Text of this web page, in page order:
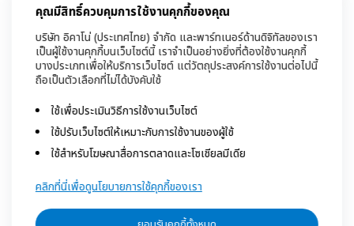
คุณมีสิทธิ์ควบคุมการใช้งานคุกกี้ของคุณ
บริษัท อิคาโน่ (ประเทศไทย) จำกัด และพาร์ทเนอร์ด้านดิจิทัลของเรา
เป็นผู้ใช้งานคุกกี้บนเว็บไซต์นี้ เราจำเป็นอย่างยิ่งที่ต้องใช้งานคุกกี้
บางประเภทเพื่อให้บริการเว็บไซต์ แต่วัตถุประสงค์การใช้งานต่อไปนี้
ถือเป็นตัวเลือกที่ไม่ได้บังคับใช้
ใช้เพื่อประเมินวิธีการใช้งานเว็บไซต์
ใช้ปรับเว็บไซต์ให้เหมาะกับการใช้งานของผู้ใช้
ใช้สำหรับโฆษณาสื่อการตลาดและโซเชียลมีเดีย
คลิกที่นี่เพื่อดูนโยบายการใช้คุกกี้ของเรา